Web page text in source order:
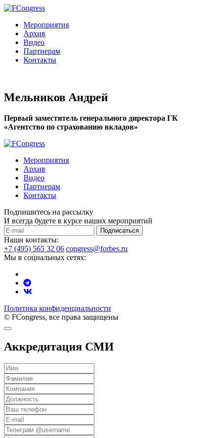
Мероприятия
Архив
Видео
Партнерам
Контакты
Мельников Андрей
Первый заместитель генерального директора ГК
«Агентство по страхованию вкладов»
Мероприятия
Архив
Видео
Партнерам
Контакты
Подпишитесь на рассылку
И всегда будете в курсе наших мероприятий
Подписаться
Наши контакты:
+7 (495) 565 32 06 congress@forbes.ru
Мы в социальных сетях:
Политика конфиденциальности
© FCongress, все права защищены
Аккредитация СМИ